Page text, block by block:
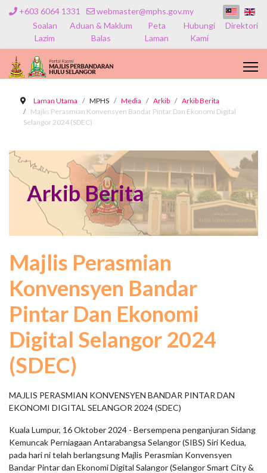
+603 6064 1331
webmaster@mphs.gov.my
Soalan
Lazim
Aduan & Maklum
Balas
Peta
Laman
Hubungi
Kami
Direktori
Laman Utama MPHS Media Arkib
Arkib Berita
Majlis Perasmian Konvensyen Bandar Pintar Dan Ekonomi Digital
Selangor 2024 (SDEC)
Arkib Berita
Majlis Perasmian
Konvensyen Bandar
Pintar Dan Ekonomi
Digital Selangor 2024
(SDEC)
MAJLIS PERASMIAN KONVENSYEN BANDAR PINTAR DAN
EKONOMI DIGITAL SELANGOR 2024 (SDEC)
Kuala Lumpur, 16 Oktober 2024 - Bersempena penganjuran Sidang
Kemuncak Perniagaan Antarabangsa Selangor (SIBS) Siri Kedua,
pada hari ni telah berlangsung Majlis Perasmian Konvensyen
Bandar Pintar dan Ekonomi Digital Salangor (Selangor Smart City &